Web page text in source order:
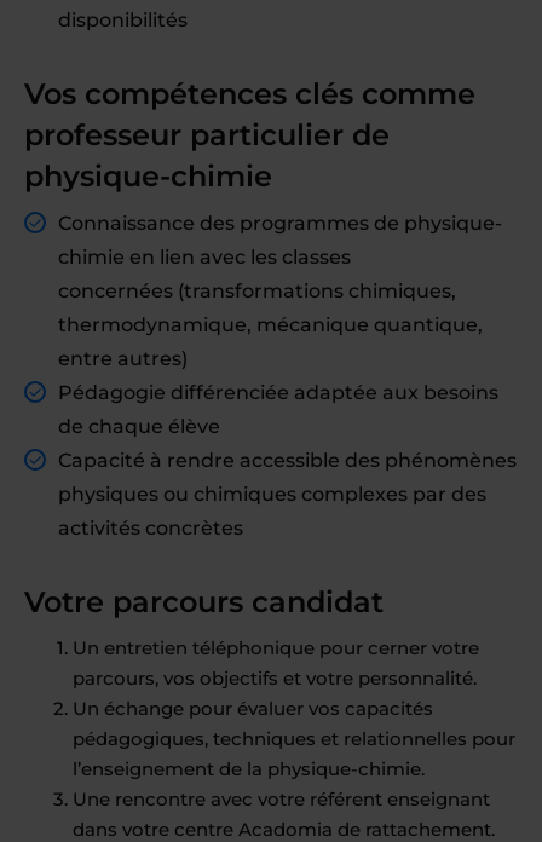
disponibilités
Vos compétences clés comme
professeur particulier de
physique-chimie
Connaissance des programmes de physique-
chimie en lien avec les classes
concernées (transformations chimiques,
thermodynamique, mécanique quantique,
entre autres)
Pédagogie différenciée adaptée aux besoins
de chaque élève
Capacité à rendre accessible des phénomènes
physiques ou chimiques complexes par des
activités concrètes
Votre parcours candidat
Un entretien téléphonique pour cerner votre
parcours, vos objectifs et votre personnalité.
Un échange pour évaluer vos capacités
pédagogiques, techniques et relationnelles pour
l’enseignement de la physique-chimie.
Une rencontre avec votre référent enseignant
dans votre centre Acadomia de rattachement.